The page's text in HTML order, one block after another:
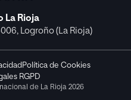
La Rioja
Logroño (La Rioja)
Política de Cookies
RGPD
de La Rioja 2026